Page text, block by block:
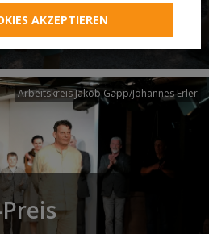
Via
Arbeitskreis Jakob Gapp/Johannes Erler
AKZEPTIEREN